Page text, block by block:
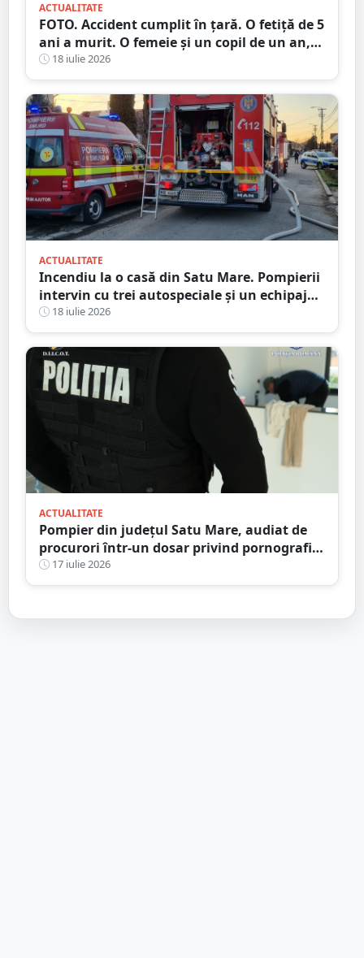
ACTUALITATE
FOTO. Accident cumplit în țară. O fetiță de 5
ani a murit. O femeie și un copil de un an,
la spital
18 iulie 2026
ACTUALITATE
Incendiu la o casă din Satu Mare. Pompierii
intervin cu trei autospeciale și un echipaj
SMURD
18 iulie 2026
ACTUALITATE
Pompier din județul Satu Mare, audiat de
procurori într-un dosar privind pornografia
infantilă
17 iulie 2026